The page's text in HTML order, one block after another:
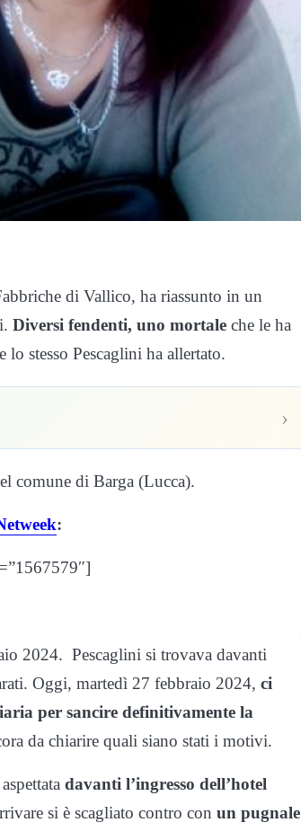
di Vallico, ha riassunto in un
Diversi fendenti, uno mortale che le ha
stesso Pescaglini ha allertato.
›
comune di Barga (Lucca).
:
2024. Pescaglini si trovava davanti
Oggi, martedì 27 febbraio 2024, ci
per sancire definitivamente la
da chiarire quali siano stati i motivi.
davanti l’ingresso dell’hotel
si è scagliato contro con un pugnale